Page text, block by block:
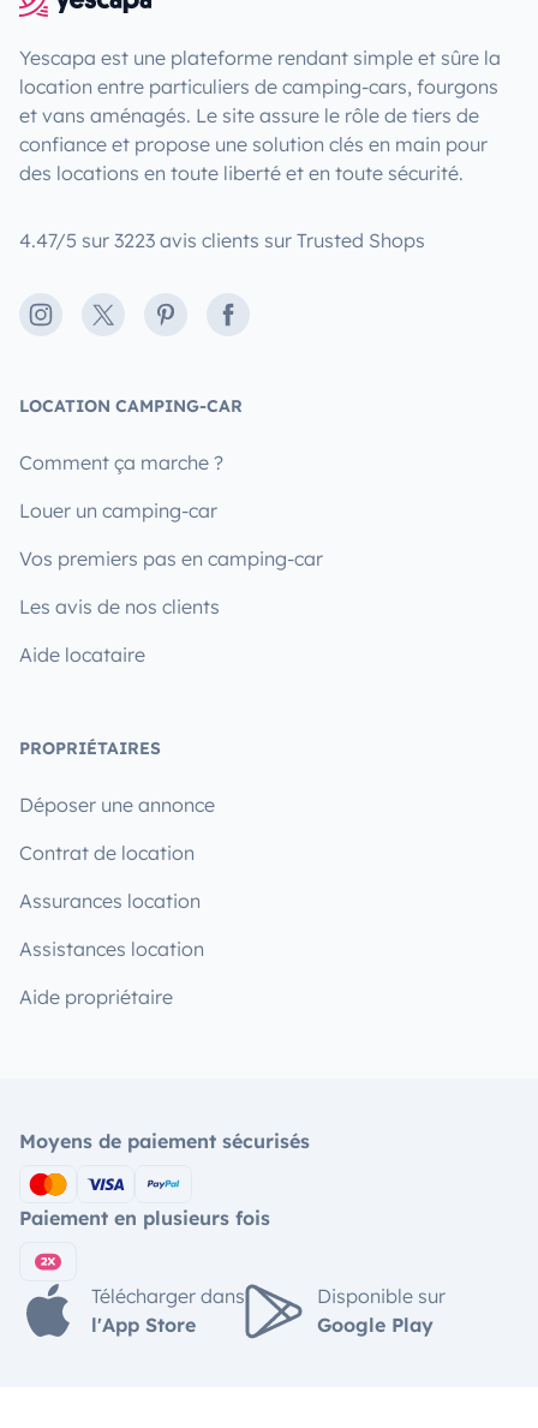
Yescapa est une plateforme rendant simple et sûre la
location entre particuliers de camping-cars, fourgons
et vans aménagés. Le site assure le rôle de tiers de
confiance et propose une solution clés en main pour
des locations en toute liberté et en toute sécurité.
4.47/5 sur 3223 avis clients sur Trusted Shops
Instagram
X PinterestFacebook
LOCATION CAMPING-CAR
Comment ça marche ?
Louer un camping-car
Vos premiers pas en camping-car
Les avis de nos clients
Aide locataire
PROPRIÉTAIRES
Déposer une annonce
Contrat de location
Assurances location
Assistances location
Aide propriétaire
Moyens de paiement sécurisés
Paiement en plusieurs fois
Télécharger dans
l'App Store
Disponible sur
Google Play